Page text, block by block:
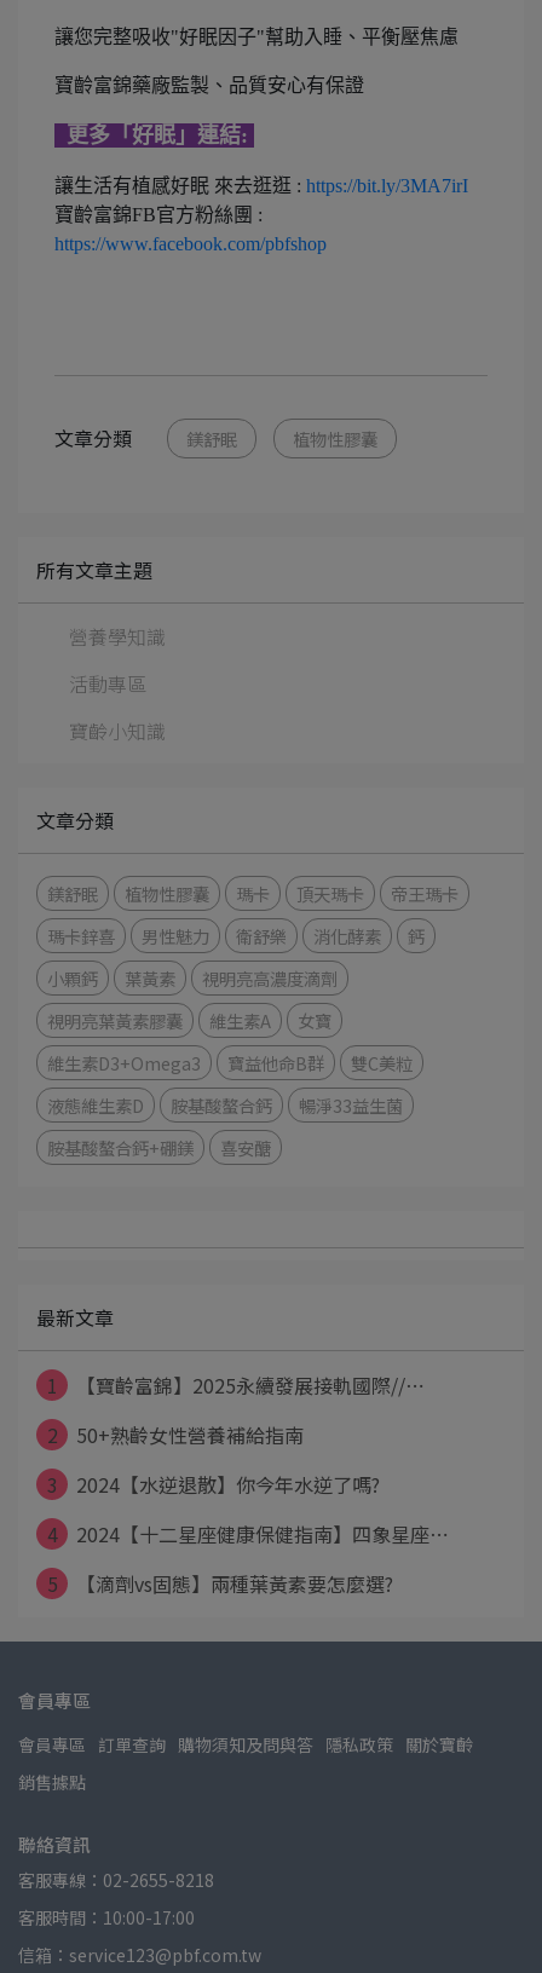
讓您完整吸收"好眠因子"幫助入睡、平衡壓焦慮
寶齡富錦藥廠監製、品質安心有保證
更多「好眠」連結:
讓生活有植感好眠 來去逛逛 : https://bit.ly/3MA7irI
寶齡富錦FB官方粉絲團 :
https://www.facebook.com/pbfshop
文章分類 鎂舒眠 植物性膠囊
所有文章主題
營養學知識
活動專區
寶齡小知識
文章分類
鎂舒眠 植物性膠囊 瑪卡 頂天瑪卡
帝王瑪卡
瑪卡鋅喜
男性魅力 衛舒樂 消化酵素
鈣
小顆鈣
葉黃素
視明亮高濃度滴劑
視明亮葉黃素膠囊
維生素A
女寶
維生素D3+Omega3
寶益他命B群
雙C美粒
液態維生素D
胺基酸螯合鈣
暢淨33益生菌
胺基酸螯合鈣+硼鎂
喜安醣
最新文章
1
【寶齡富錦】2025永續發展接軌國際//⋯
2
50+熟齡女性營養補給指南
3
2024【水逆退散】你今年水逆了嗎?
4
2024【十二星座健康保健指南】四象星座⋯
5
【滴劑vs固態】兩種葉黃素要怎麼選?
會員專區
會員專區 訂單查詢 購物須知及問與答 隱私政策 關於寶齡
銷售據點
聯絡資訊
客服專線：02-2655-8218
客服時間：10:00-17:00
信箱：service123@pbf.com.tw